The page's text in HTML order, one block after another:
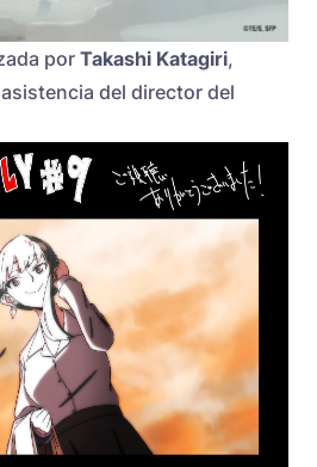
porTakashi Katagiri,
del director del